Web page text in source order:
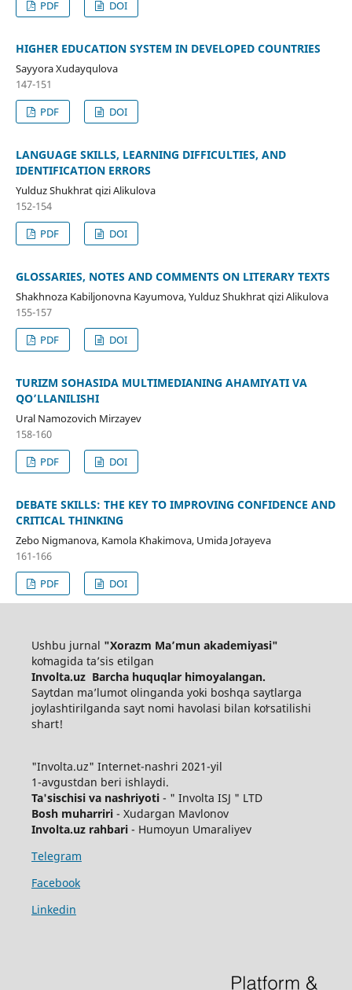
PDF
DOI
HIGHER EDUCATION SYSTEM IN DEVELOPED COUNTRIES
Sayyora Xudayqulova
147-151
PDF
DOI
LANGUAGE SKILLS, LEARNING DIFFICULTIES, AND
IDENTIFICATION ERRORS
Yulduz Shukhrat qizi Alikulova
152-154
PDF
DOI
GLOSSARIES, NOTES AND COMMENTS ON LITERARY TEXTS
Shakhnoza Kabiljonovna Kayumova, Yulduz Shukhrat qizi Alikulova
155-157
PDF
DOI
TURIZM SOHASIDA MULTIMEDIANING AHAMIYATI VA
QO’LLANILISHI
Ural Namozovich Mirzayev
158-160
PDF
DOI
DEBATE SKILLS: THE KEY TO IMPROVING CONFIDENCE AND
CRITICAL THINKING
Zebo Nigmanova, Kamola Khakimova, Umida Joʻrayeva
161-166
PDF
DOI
Ushbu jurnal "Xorazm Maʼmun akademiyasi"
koʻmagida ta’sis etilgan
Involta.uz Barcha huquqlar himoyalangan.
Saytdan maʼlumot olinganda yoki boshqa saytlarga
joylashtirilganda sayt nomi havolasi bilan koʻrsatilishi
shart!
"Involta.uz" Internet-nashri 2021-yil
1-avgustdan beri ishlaydi.
Ta'sischisi va nashriyoti- " Involta ISJ " LTD
Bosh muharriri- Xudargan Mavlonov
Involta.uz rahbari- Humoyun Umaraliyev
Telegram
Facebook
Linkedin